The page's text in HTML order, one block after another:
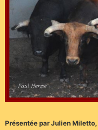
Présentée par Julien